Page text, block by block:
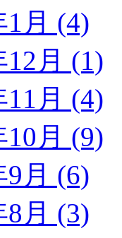
1月 (4)
12月 (1)
11月 (4)
10月 (9)
9月 (6)
8月 (3)